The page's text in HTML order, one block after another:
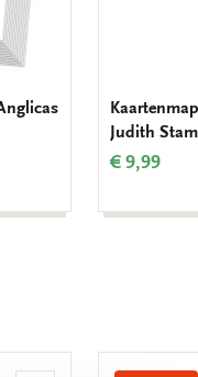
Judith Stam
€ 9,99